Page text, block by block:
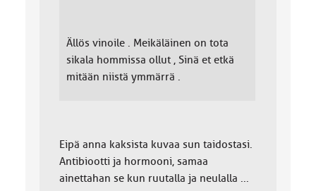
Ällös vinoile . Meikäläinen on tota
sikala hommissa ollut , Sinä et etkä
mitään niistä ymmärrä .
Eipä anna kaksista kuvaa sun taidostasi.
Antibiootti ja hormooni, samaa
ainettahan se kun ruutalla ja neulalla ...